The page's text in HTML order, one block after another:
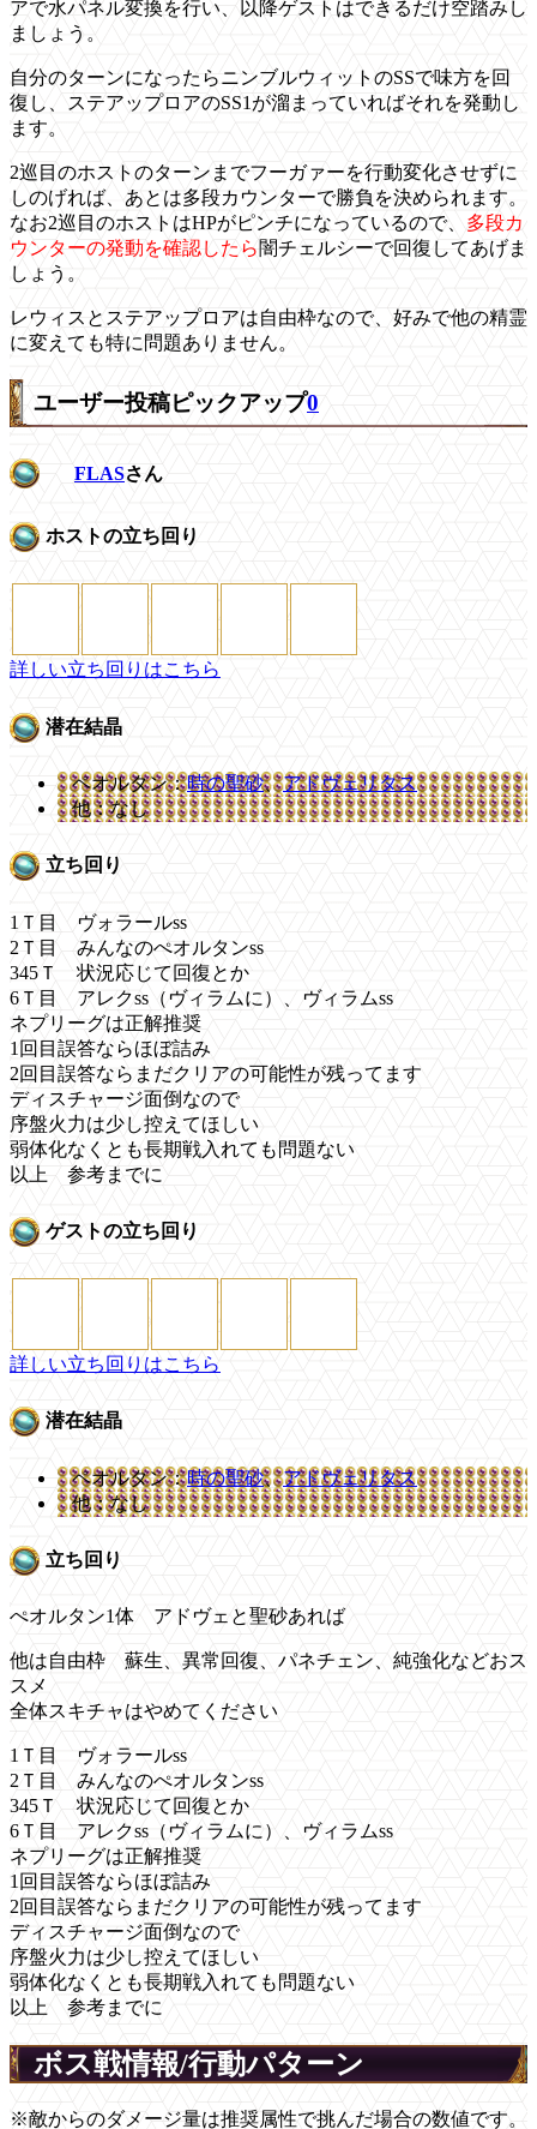
アで水パネル変換を行い、以降ゲストはできるだけ空踏みし
ましょう。
自分のターンになったらニンブルウィットのSSで味方を回
復し、ステアップロアのSS1が溜まっていればそれを発動し
ます。
2巡目のホストのターンまでフーガァーを行動変化させずに
しのげれば、あとは多段カウンターで勝負を決められます。
なお2巡目のホストはHPがピンチになっているので、 多段カ
ウンターの発動を確認したら闇チェルシーで回復してあげま
しょう。
レウィスとステアップロアは自由枠なので、好みで他の精霊
に変えても特に問題ありません。
ユーザー投稿ピックアップ0
FLASさん
ホストの立ち回り
詳しい立ち回りはこちら
潜在結晶
ペオルタン：時の聖砂、アドヴェリタス
他：なし
立ち回り
1Ｔ目 ヴォラールss
2Ｔ目 みんなのぺオルタンss
345Ｔ 状況応じて回復とか
6Ｔ目 アレクss（ヴィラムに）、ヴィラムss
ネプリーグは正解推奨
1回目誤答ならほぼ詰み
2回目誤答ならまだクリアの可能性が残ってます
ディスチャージ面倒なので
序盤火力は少し控えてほしい
弱体化なくとも長期戦入れても問題ない
以上 参考までに
ゲストの立ち回り
詳しい立ち回りはこちら
潜在結晶
ペオルタン：時の聖砂、アドヴェリタス
他：なし
立ち回り
ぺオルタン1体 アドヴェと聖砂あれば
他は自由枠 蘇生、異常回復、パネチェン、純強化などおス
スメ
全体スキチャはやめてください
1Ｔ目 ヴォラールss
2Ｔ目 みんなのぺオルタンss
345Ｔ 状況応じて回復とか
6Ｔ目 アレクss（ヴィラムに）、ヴィラムss
ネプリーグは正解推奨
1回目誤答ならほぼ詰み
2回目誤答ならまだクリアの可能性が残ってます
ディスチャージ面倒なので
序盤火力は少し控えてほしい
弱体化なくとも長期戦入れても問題ない
以上 参考までに
ボス戦情報/行動パターン
※敵からのダメージ量は推奨属性で挑んだ場合の数値です。